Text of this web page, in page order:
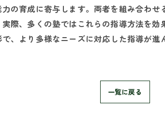
の育成に寄与します。両者を組み合わ
際、多くの塾ではこれらの指導方法を
、より多様なニーズに対応した指導が
一覧に戻る